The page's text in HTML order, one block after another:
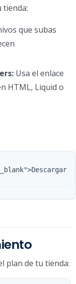
tienda:
que subas
Usa el enlace
HTML, Liquid o
plan de tu tienda: